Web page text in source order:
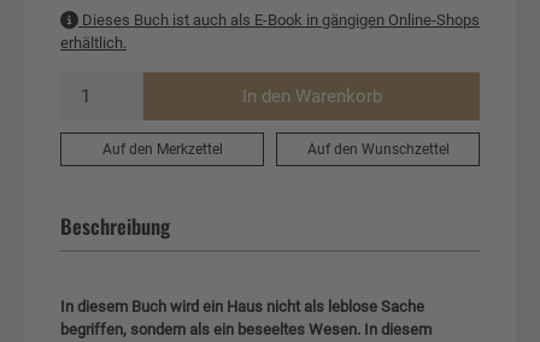
Dieses Buch ist auch als E-Book in gängigen Online-Shops
erhältlich.
In den Warenkorb
Auf den Merkzettel Auf den Wunschzettel
Beschreibung
In diesem Buch wird ein Haus nicht als leblose Sache
begriffen, sondern als ein beseeltes Wesen. In diesem